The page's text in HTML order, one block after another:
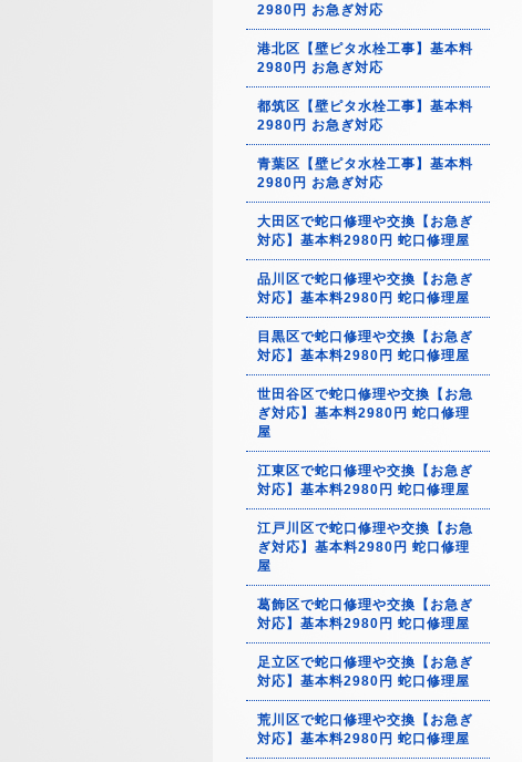
2980円 お急ぎ対応
港北区【壁ピタ水栓工事】基本料
2980円 お急ぎ対応
都筑区【壁ピタ水栓工事】基本料
2980円 お急ぎ対応
青葉区【壁ピタ水栓工事】基本料
2980円 お急ぎ対応
大田区で蛇口修理や交換【お急ぎ
対応】基本料2980円 蛇口修理屋
品川区で蛇口修理や交換【お急ぎ
対応】基本料2980円 蛇口修理屋
目黒区で蛇口修理や交換【お急ぎ
対応】基本料2980円 蛇口修理屋
世田谷区で蛇口修理や交換【お急
ぎ対応】基本料2980円 蛇口修理
屋
江東区で蛇口修理や交換【お急ぎ
対応】基本料2980円 蛇口修理屋
江戸川区で蛇口修理や交換【お急
ぎ対応】基本料2980円 蛇口修理
屋
葛飾区で蛇口修理や交換【お急ぎ
対応】基本料2980円 蛇口修理屋
足立区で蛇口修理や交換【お急ぎ
対応】基本料2980円 蛇口修理屋
荒川区で蛇口修理や交換【お急ぎ
対応】基本料2980円 蛇口修理屋